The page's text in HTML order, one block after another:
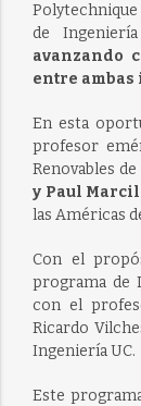
Polytechnique
de
avanzando
entre
En esta
profesor
Renovables
y Paul
las Américas
Con el
programa de
con el
Ricardo
Ingeniería UC.
Este